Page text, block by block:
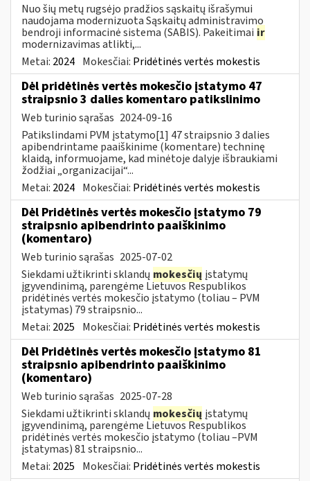
Nuo šių metų rugsėjo pradžios sąskaitų išrašymui
naudojama modernizuota Sąskaitų administravimo
bendroji informacinė sistema (SABIS). Pakeitimai ir
modernizavimas atlikti,...
Metai: 2024 Mokesčiai: Pridėtinės vertės mokestis
Dėl pridėtinės vertės mokesčio įstatymo 47
straipsnio 3 dalies komentaro patikslinimo
Web turinio sąrašas 2024-09-16
Patikslindami PVM įstatymo[1] 47 straipsnio 3 dalies
apibendrintame paaiškinime (komentare) techninę
klaidą, informuojame, kad minėtoje dalyje išbraukiami
žodžiai „organizacijai“...
Metai: 2024 Mokesčiai: Pridėtinės vertės mokestis
Dėl Pridėtinės vertės mokesčio įstatymo 79
straipsnio apibendrinto paaiškinimo
(komentaro)
Web turinio sąrašas 2025-07-02
Siekdami užtikrinti sklandų mokesčių įstatymų
įgyvendinimą, parengėme Lietuvos Respublikos
pridėtinės vertės mokesčio įstatymo (toliau – PVM
įstatymas) 79 straipsnio...
Metai: 2025 Mokesčiai: Pridėtinės vertės mokestis
Dėl Pridėtinės vertės mokesčio įstatymo 81
straipsnio apibendrinto paaiškinimo
(komentaro)
Web turinio sąrašas 2025-07-28
Siekdami užtikrinti sklandų mokesčių įstatymų
įgyvendinimą, parengėme Lietuvos Respublikos
pridėtinės vertės mokesčio įstatymo (toliau –PVM
įstatymas) 81 straipsnio...
Metai: 2025 Mokesčiai: Pridėtinės vertės mokestis